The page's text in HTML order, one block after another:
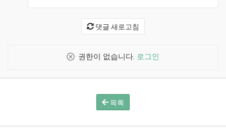
댓글 새로고침
권한이 없습니다. 로그인
목록